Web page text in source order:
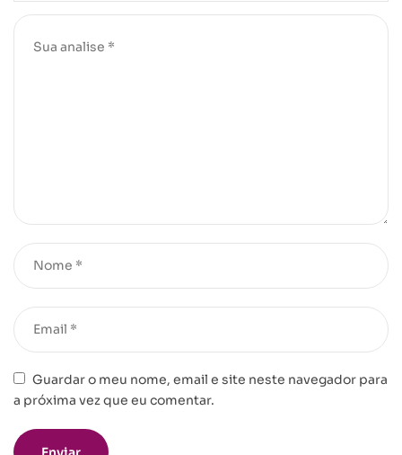
Guardar o meu nome, email e site neste navegador para
a próxima vez que eu comentar.